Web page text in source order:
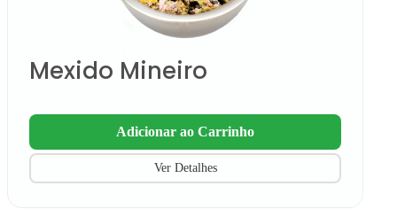
Mexido Mineiro
Adicionar ao Carrinho
Ver Detalhes